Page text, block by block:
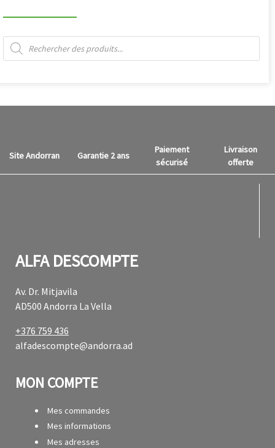
Recherche de produits
Site Andorran Garantie 2 ans
Paiement
sécurisé
Livraison
offerte
ALFA DESCOMPTE
Av. Dr. Mitjavila
AD500 Andorra La Vella
+376 759 436
alfadescompte@andorra.ad
MON COMPTE
Mes commandes
Mes informations
Mes adresses